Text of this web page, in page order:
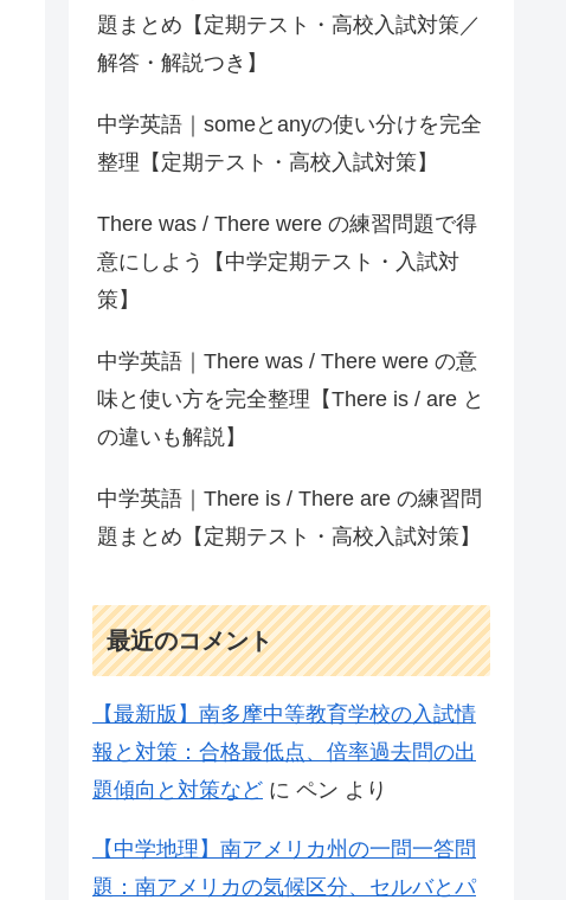
題まとめ【定期テスト・高校入試対策／
解答・解説つき】
中学英語｜someとanyの使い分けを完全
整理【定期テスト・高校入試対策】
There was / There were の練習問題で得
意にしよう【中学定期テスト・入試対
策】
中学英語｜There was / There were の意
味と使い方を完全整理【There is / are と
の違いも解説】
中学英語｜There is / There are の練習問
題まとめ【定期テスト・高校入試対策】
最近のコメント
【最新版】南多摩中等教育学校の入試情
報と対策：合格最低点、倍率過去問の出
題傾向と対策など に ペン より
【中学地理】南アメリカ州の一問一答問
題：南アメリカの気候区分、セルバとパ